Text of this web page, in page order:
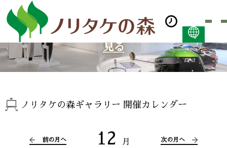
日本語
ENGLISH
ภาษาไทย (PDF:400KB)
見る
ノリタケの森ギャラリー 開催カレンダー
前の月へ 12 月 次の月へ